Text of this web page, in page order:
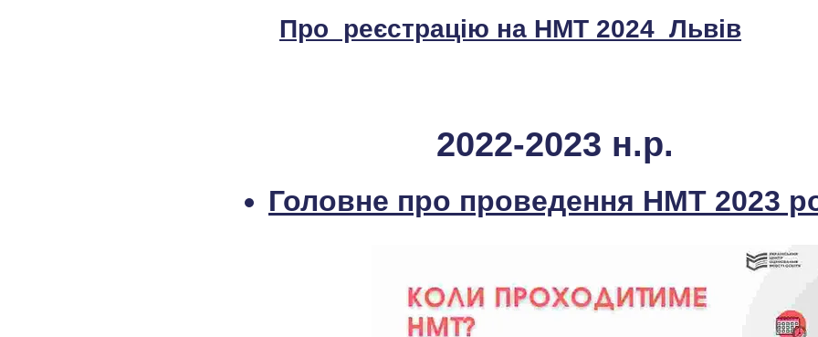
Про реєстрацію на НМТ 2024_Львів
2022-2023 н.р.
Головне про проведення НМТ 2023